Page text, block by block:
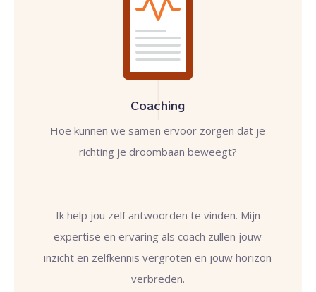
Coaching
Hoe kunnen we samen ervoor zorgen dat je
richting je droombaan beweegt?
Ik help jou zelf antwoorden te vinden. Mijn
expertise en ervaring als coach zullen jouw
inzicht en zelfkennis vergroten en jouw horizon
verbreden.